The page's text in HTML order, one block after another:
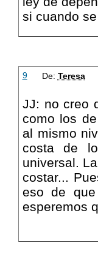
si cuando
9 De: Teresa
JJ: no creo
como los
al mismo
costa de
universal.
costar...
eso de
esperemos